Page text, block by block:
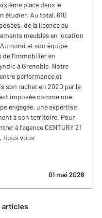
place dans le
étudier. Au total, 610
de la licence au
meublés en location
et son équipe
de l'immobilier en
à Grenoble. Notre
performance et
son rachat en 2020 par le
imposée comme une
engagée, une expertise
à son territoire. Pour
à l'agence CENTURY 21
nous vous
01 mai 2026
articles